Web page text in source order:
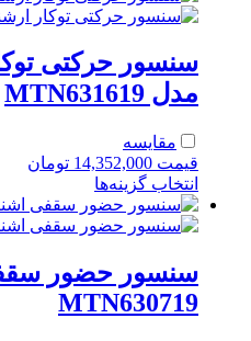
مدل MTN631619
مقایسه
قیمت 14,352,000 تومان
انتخاب گزینه‌ها
سنسور حضور
MTN630719